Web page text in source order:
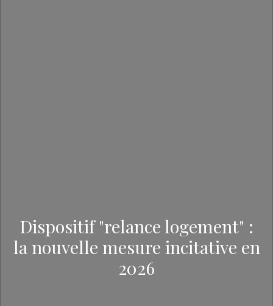
Dispositif "relance logement" :
la nouvelle mesure incitative en
2026